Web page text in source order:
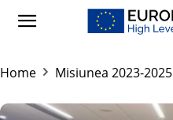
Home Misiunea 2023-2025